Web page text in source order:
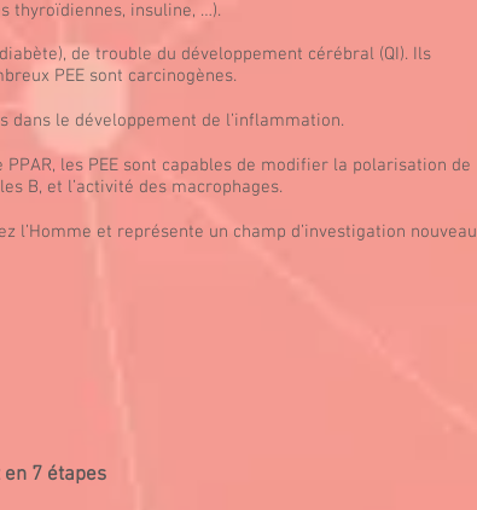
thyroïdiennes, insuline, …).
de trouble du développement cérébral (QI). Ils
PEE sont carcinogènes.
dans le développement de l’inflammation.
les PEE sont capables de modifier la polarisation de
B, et l’activité des macrophages.
l’Homme et représente un champ d’investigation nouveau
7 étapes